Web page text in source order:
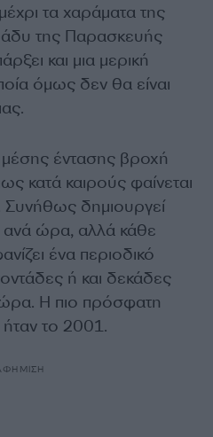
τα χαράματα της
της Παρασκευής
και μια μερική
όμως δεν θα είναι
μέσης έντασης βροχή
κατά καιρούς φαίνεται
Συνήθως δημιουργεί
ανά ώρα, αλλά κάθε
ένα περιοδικό
ή και δεκάδες
Η πιο πρόσφατη
ήταν το 2001.